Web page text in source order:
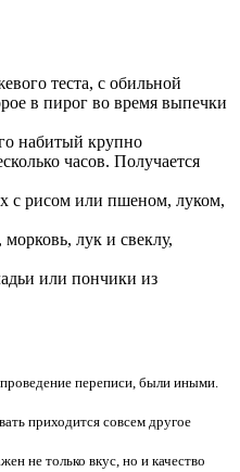
теста, с обильной
в пирог во время выпечки
набитый крупно
часов. Получается
с рисом или пшеном, луком,
лук и свеклу,
или пончики из
переписи, были иными.
приходится совсем другое
не только вкус, но и качество